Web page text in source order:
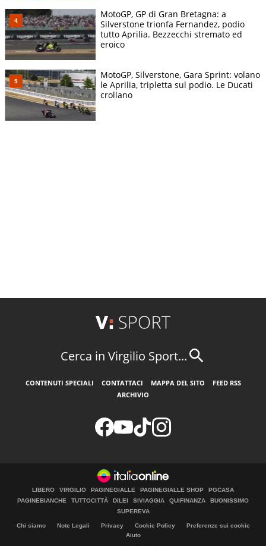
MotoGP, GP di Gran Bretagna: a
Silverstone trionfa Fernandez, podio
tutto Aprilia. Bezzecchi stremato ed
eroico
MotoGP, Silverstone, Gara Sprint: volano
le Aprilia, tripletta sul podio. Le Ducati
crollano
Cerca in Virgilio Sport...
CONTENUTI SPECIALI CONTATTACI MAPPA DEL SITO
FEED RSS
ARCHIVIO
LIBERO VIRGILIO PAGINEGIALLE PAGINEGIALLE SHOP
PGCASA
PAGINEBIANCHE
TUTTOCITTÀ DILEI SIVIAGGIA QUIFINANZA
BUONISSIMO
SUPEREVA
Chi siamo Note Legali Privacy Cookie Policy
Preferenze sui cookie
Aiuto